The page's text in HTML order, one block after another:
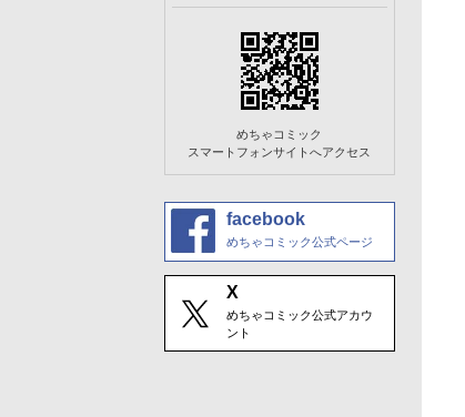
めちゃコミック
スマートフォンサイトへアクセス
facebook
めちゃコミック公式ページ
X
めちゃコミック公式アカウ
ント